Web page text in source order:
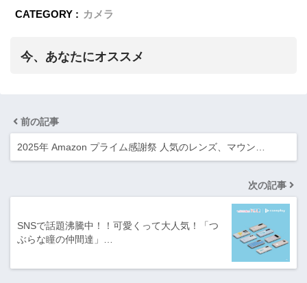
CATEGORY : カメラ
今、あなたにオススメ
前の記事
2025年 Amazon プライム感謝祭 人気のレンズ、マウン…
次の記事
SNSで話題沸騰中！！可愛くって大人気！「つ
ぶらな瞳の仲間達」…